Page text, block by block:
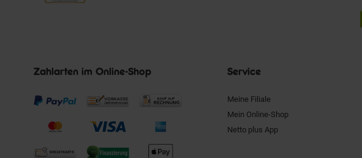
Zahlarten im Online-Shop Service
Meine Filiale
Mein Online-Shop
Netto plus App